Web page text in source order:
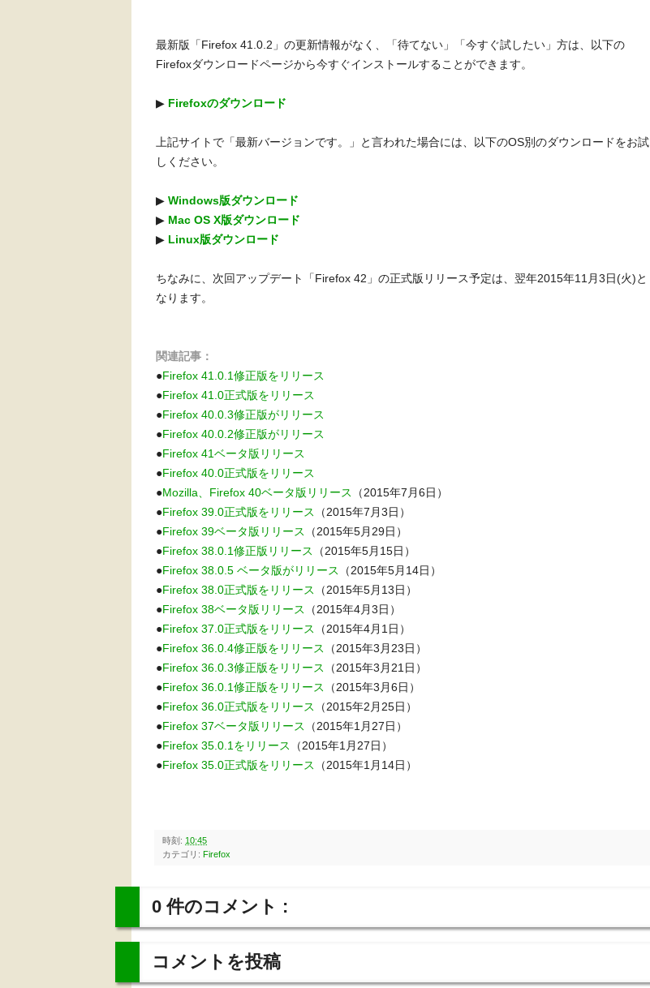
最新版「Firefox 41.0.2」の更新情報がなく、「待てない」「今すぐ試したい」方は、以下の
Firefoxダウンロードページから今すぐインストールすることができます。
▶︎ Firefoxのダウンロード
上記サイトで「最新バージョンです。」と言われた場合には、以下のOS別のダウンロードをお試
しください。
▶︎ Windows版ダウンロード
▶︎ Mac OS X版ダウンロード
▶︎ Linux版ダウンロード
ちなみに、次回アップデート「Firefox 42」の正式版リリース予定は、翌年2015年11月3日(火)と
なります。
関連記事：
●Firefox 41.0.1修正版をリリース
●Firefox 41.0正式版をリリース
●Firefox 40.0.3修正版がリリース
●Firefox 40.0.2修正版がリリース
●Firefox 41ベータ版リリース
●Firefox 40.0正式版をリリース
●Mozilla、Firefox 40ベータ版リリース
（2015年7月6日）
●Firefox 39.0正式版をリリース
（2015年7月3日）
●Firefox 39ベータ版リリース
（2015年5月29日）
●Firefox 38.0.1修正版リリース
（2015年5月15日）
●Firefox 38.0.5 ベータ版がリリース
（2015年5月14日）
●Firefox 38.0正式版をリリース
（2015年5月13日）
●Firefox 38ベータ版リリース
（2015年4月3日）
●Firefox 37.0正式版をリリース
（2015年4月1日）
●Firefox 36.0.4修正版をリリース
（2015年3月23日）
●Firefox 36.0.3修正版をリリース
（2015年3月21日）
●Firefox 36.0.1修正版をリリース
（2015年3月6日）
●Firefox 36.0正式版をリリース
（2015年2月25日）
●Firefox 37ベータ版リリース
（2015年1月27日）
●Firefox 35.0.1をリリース
（2015年1月27日）
●Firefox 35.0正式版をリリース （2015年1月14日）
時刻: 10:45
カテゴリ: Firefox
0 件のコメント :
コメントを投稿